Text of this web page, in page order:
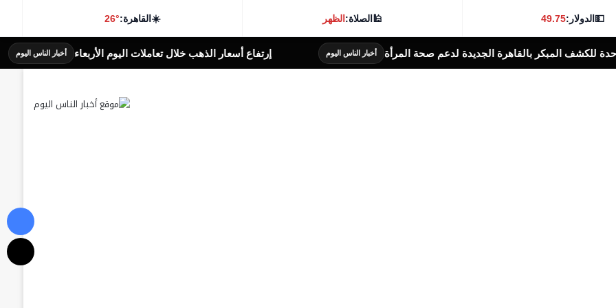
💵الدولار:49.75
🕌الصلاة:الظهر ☀️القاهرة:26°
بالقاهرة الجديدة لدعم صحة المرأة أخبار الناس اليوم إرتفاع أسعار الذهب خلال تعاملات اليوم الأربعاء أخبار الناس اليوم الإحتياطى
فيسبوك
‫X